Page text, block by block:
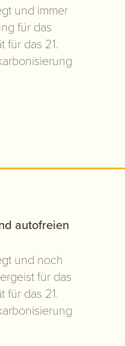
und immer
für das
für das 21.
autofreien
und noch
für das
für das 21.